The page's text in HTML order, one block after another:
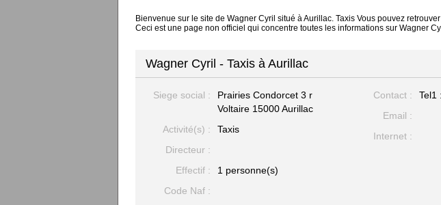
Bienvenue sur le site de Wagner Cyril situé à Aurillac. Taxis Vous pouvez
Ceci est une page non officiel qui concentre toutes les informations sur Wagner
Wagner Cyril - Taxis à Aurillac
Siege social :
Prairies Condorcet 3 r
Voltaire 15000 Aurillac
Activité(s) :
Taxis
Directeur :
Effectif :
1 personne(s)
Code Naf :
Contact : Tel1 :
Email :
Internet :